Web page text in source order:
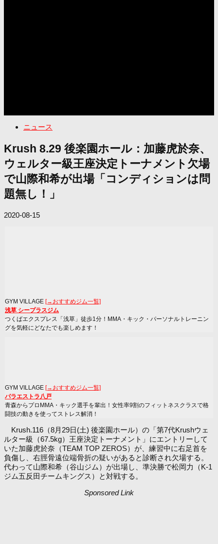
ニュース
Krush 8.29 後楽園ホール：加藤虎於奈、
ウェルター級王座決定トーナメント欠場
で山際和希が出場「コンディションは問
題無し！」
2020-08-15
GYM VILLAGE [→おすすめジム一覧]
浅草 シープラスジム
つくばエクスプレス「浅草」徒歩1分！MMA・キック・パーソナルトレーニン
グを気軽にどなたでも楽しめます！
GYM VILLAGE [→おすすめジム一覧]
パラエストラ八戸
青森からプロMMA・キック選手を輩出！女性率9割のフィットネスクラスで格
闘技の動きを使ってストレス解消！
Krush.116（8月29日(土) 後楽園ホール）の「第7代Krushウェ
ルター級（67.5kg）王座決定トーナメント」にエントリーして
いた加藤虎於奈（TEAM TOP ZEROS）が、練習中に右足首を
負傷し、右脛骨遠位端骨折の疑いがあると診断され欠場する。
代わって山際和希（谷山ジム）が出場し、準決勝で松岡力（K-1
ジム五反田チームキングス）と対戦する。
Sponsored Link